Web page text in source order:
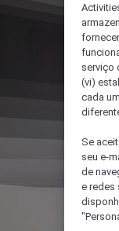
serviço
(vi)
cada
Se
seu e-
de
e redes